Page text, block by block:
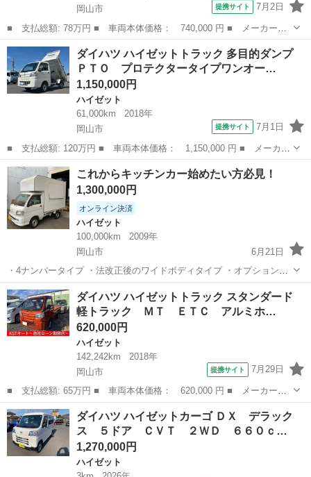
岡山市
提携サイト 7月2日
■ 支払総額: 78万円 ■ 車両本体価格： 740,000 円 ■ メーカー
名： ダイハツ ■ 車種名： ハイゼットトラック ■ グレード
名： スタンダードＳＡＩＩＩｔ 衝突軽減ブレーキ パートタイム
４ＷＤ ＬＥＤヘッド...
岡山 岡山市 ハイゼット
ダイハツ ハイゼットトラック 多目的ダンプ
ＰＴＯ プロテクタータイプワンオー…
1,150,000円
ハイゼット
61,000km
2018年
岡山市
提携サイト 7月1日
■ 支払総額: 120万円 ■ 車両本体価格： 1,150,000 円 ■ メーカー
名： ダイハツ ■ 車種名： ハイゼットトラック ■ グレード
名： 多目的ダンプ ＰＴＯ プロテクタータイプワンオーナー ■
排気量： 6...
岡山 岡山市 ハイゼット
これからキッチンカー始めたい方必見！
1,300,000円
オンライン決済
ハイゼット
100,000km
2009年
岡山市
6月21日
・4ナンバータイプ ・法改正後のワイドボディタイプ ・オプション多
数ご用意しております 想いのままにキッチンカー制作致します。 販売
するものに合わせた室内に仕上げます。 保健所への登録からレクチャ
ーさせて頂き、最終的には出...
岡山 岡山市 ハイゼット キッチンカー
ダイハツ ハイゼットトラック スタンダード
軽トラック ＭＴ ＥＴＣ アルミホ…
620,000円
ハイゼット
142,242km
2018年
岡山市
提携サイト 7月29日
■ 支払総額: 65万円 ■ 車両本体価格： 620,000 円 ■ メーカー
名： ダイハツ ■ 車種名： ハイゼットトラック ■ グレード
名： スタンダード 軽トラック ＭＴ ＥＴＣ アルミホイール
エアコン パワーステ...
岡山 岡山市 ハイゼット
ダイハツ ハイゼットカーゴ ＤＸ デラック
ス ５ドア ＣＶＴ ２ＷＤ ６６０ｃ…
1,270,000円
ハイゼット